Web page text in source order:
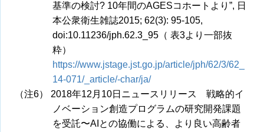
基準の検討? 10年間のAGESコホートより”, 日
本公衆衛生雑誌2015; 62(3): 95-105,
doi:10.11236/jph.62.3_95（ 表3より一部抜
粋）
https://www.jstage.jst.go.jp/article/jph/62/3/62_
14-071/_article/-char/ja/
（注6） 2018年12月10日ニュースリリース 戦略的イ
ノベーション創造プログラムの研究開発課題
を受託〜AIとの協働による、より良い高齢者